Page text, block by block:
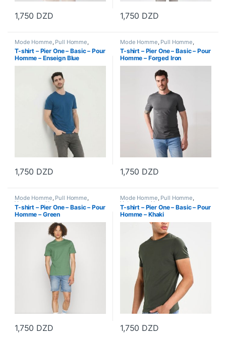
1,750 DZD
Ce produit a plusieurs variations. Les options peuvent être
1,750 DZD
Ce produit a plusieurs
Mode Homme Pull Homme
Vetements Homme
T-shirt – Pier One – Basic – Pour
Homme – Enseign Blue
1,750 DZD
Ce produit a plusieurs variations. Les options peuvent être
Mode Homme Pull Homme
Vetements Homme
T-shirt – Pier One – Basic – Pour
Homme – Forged Iron
1,750 DZD
Ce produit a plusieurs
Mode Homme, Pull Homme,
Vetements Homme
T-shirt – Pier One – Basic – Pour
Homme – Green
1,750 DZD
Ce produit a plusieurs variations. Les options peuvent être
Mode Homme, Pull Homme,
Vetements Homme
T-shirt – Pier One – Basic – Pour
Homme – Khaki
1,750 DZD
Ce produit a plusieurs